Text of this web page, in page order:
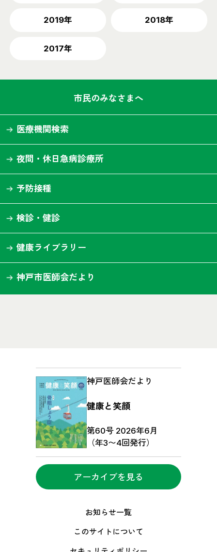
2019年 2018年
2017年
市民のみなさまへ
医療機関検索
夜間・休日急病診療所
予防接種
検診・健診
健康ライブラリー
神戸市医師会だより
神戸医師会だより
健康と笑顔
第60号 2026年6月
（年3〜4回発行）
アーカイブを見る
お知らせ一覧
このサイトについて